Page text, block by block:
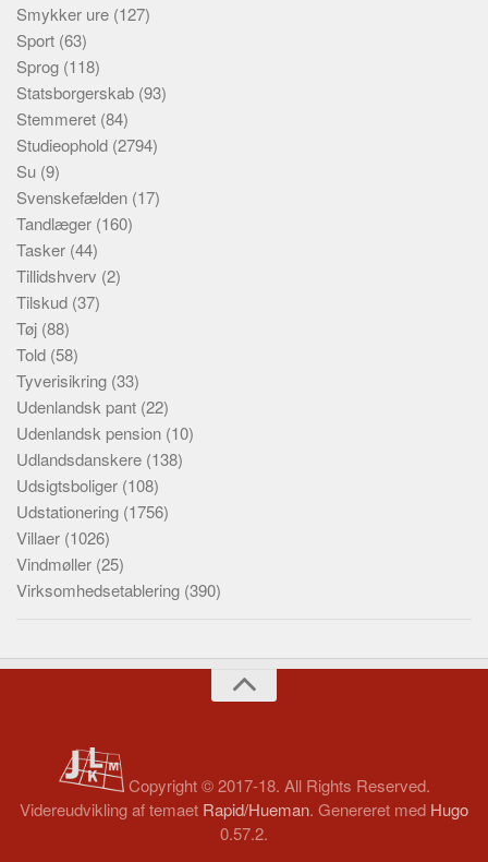
Smykker ure (127)
Sport (63)
Sprog (118)
Statsborgerskab (93)
Stemmeret (84)
Studieophold (2794)
Su (9)
Svenskefælden (17)
Tandlæger (160)
Tasker (44)
Tillidshverv (2)
Tilskud (37)
Tøj (88)
Told (58)
Tyverisikring (33)
Udenlandsk pant (22)
Udenlandsk pension (10)
Udlandsdanskere (138)
Udsigtsboliger (108)
Udstationering (1756)
Villaer (1026)
Vindmøller (25)
Virksomhedsetablering (390)
Copyright © 2017-18. All Rights Reserved.
Videreudvikling af temaet Rapid/Hueman. Genereret med Hugo
0.57.2.